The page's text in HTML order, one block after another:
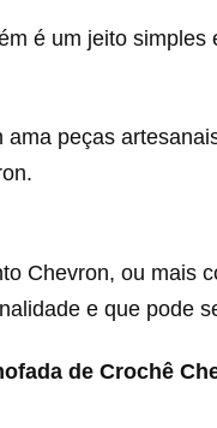
é um jeito
ama peças
Chevron, ou mais
e que pode
de Crochê